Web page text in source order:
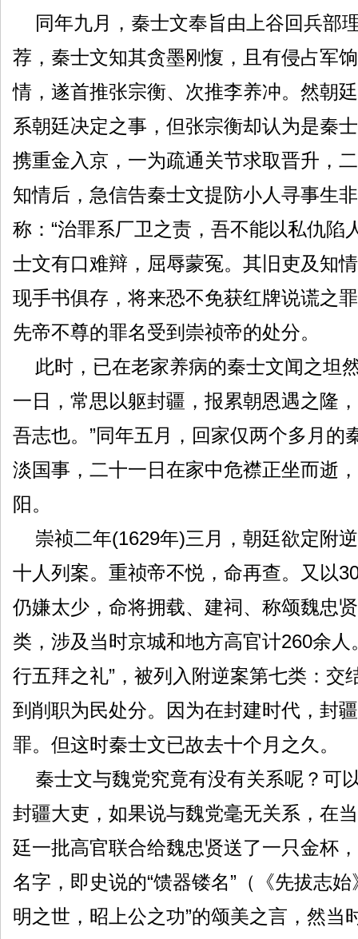
同年九月，秦士文奉旨由上谷回兵部
荐，秦士文知其贪墨刚愎，且有侵占军
情，遂首推张宗衡、次推李养冲。然朝
系朝廷决定之事，但张宗衡却认为是秦
携重金入京，一为疏通关节求取晋升，
知情后，急信告秦士文提防小人寻事生
称：“治罪系厂卫之责，吾不能以私仇陷
士文有口难辩，屈辱蒙冤。其旧吏及知
现手书俱存，将来恐不免获红牌说谎之
先帝不尊的罪名受到崇祯帝的处分。
此时，已在老家养病的秦士文闻之坦
一日，常思以躯封疆，报累朝恩遇之隆
吾志也。”同年五月，回家仅两个多月
淡国事，二十一日在家中危襟正坐而逝
阳。
崇祯二年(1629年)三月，朝廷欲定附
十人列案。重祯帝不悦，命再查。又以
仍嫌太少，命将拥载、建祠、称颂魏忠
类，涉及当时京城和地方高官计260余
行五拜之礼”，被列入附逆案第七类：
到削职为民处分。因为在封建时代，封
罪。但这时秦士文已故去十个月之久。
秦士文与魏党究竟有没有关系呢？可
封疆大吏，如果说与魏党毫无关系，在
廷一批高官联合给魏忠贤送了一只金杯
名字，即史说的“馈器镂名”（《先拔志
明之世，昭上公之功”的颂美之言，然